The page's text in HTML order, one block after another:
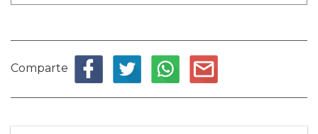
Comparte